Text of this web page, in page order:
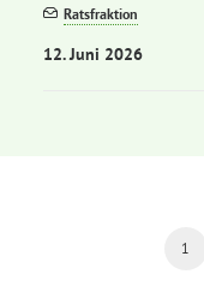
Ratsfraktion
12. Juni 2026
1